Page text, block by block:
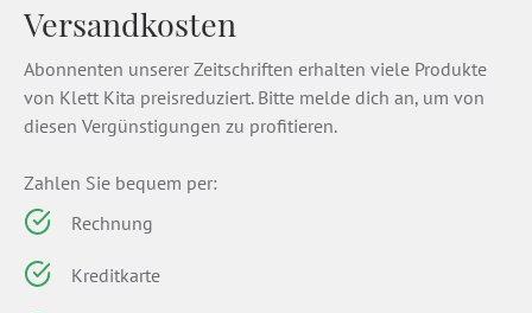
Versandkosten
Abonnenten unserer Zeitschriften erhalten viele Produkte
von Klett Kita preisreduziert. Bitte melde dich an, um von
diesen Vergünstigungen zu profitieren.
Zahlen Sie bequem per:
Rechnung
Kreditkarte